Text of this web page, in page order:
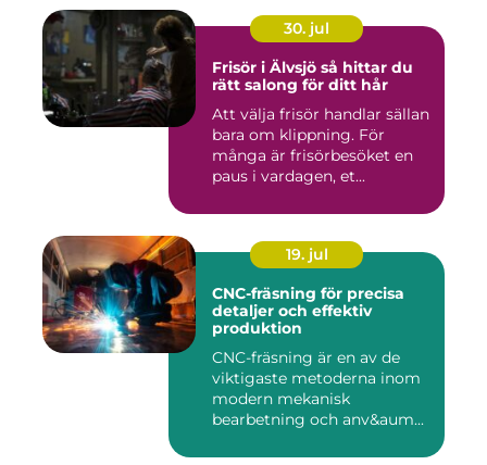
30. jul
Frisör i Älvsjö så hittar du
rätt salong för ditt hår
Att välja frisör handlar sällan
bara om klippning. För
många är frisörbesöket en
paus i vardagen, et...
19. jul
CNC-fräsning för precisa
detaljer och effektiv
produktion
CNC-fräsning är en av de
viktigaste metoderna inom
modern mekanisk
bearbetning och anv&aum...